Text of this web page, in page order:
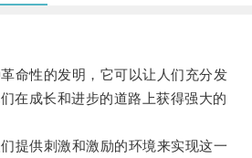
性的发明，它可以让人们充分发
在成长和进步的道路上获得强大的
供刺激和激励的环境来实现这一